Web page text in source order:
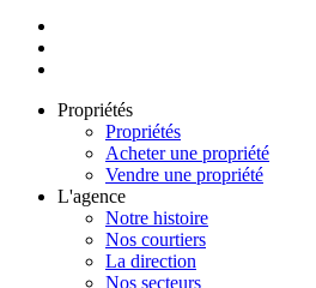
Propriétés
Propriétés
Acheter une propriété
Vendre une propriété
L'agence
Notre histoire
Nos courtiers
La direction
Nos secteurs